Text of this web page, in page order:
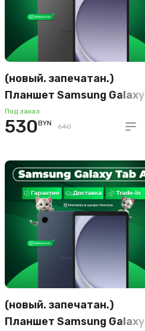
(новый. запечатан.)
Планшет Samsung Galaxy
Tab A9 LTE SM-X115
8GB/128GB (графит)
Под заказ
530BYN 640
(новый. запечатан.)
Планшет Samsung Galaxy